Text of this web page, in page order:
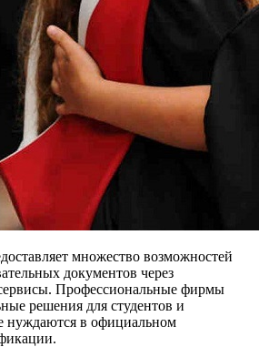
множество возможностей
документов через
Профессиональные фирмы
решения для студентов и
нуждаются в официальном